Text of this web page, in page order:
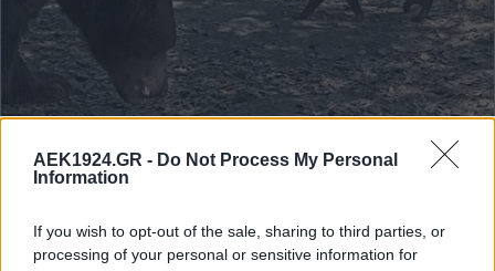
AEK1924.GR - Do Not Process My Personal
Information
If you wish to opt-out of the sale, sharing to third parties, or
processing of your personal or sensitive information for